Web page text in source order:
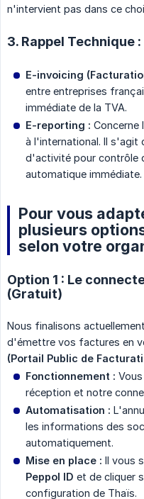
n'intervient pas dans ce
3. Rappel Technique
E-invoicing
entre entreprises
immédiate de la TVA.
E-reporting : Concerne
à l'international. Il s'agit
d'activité pour contrôle
automatique immédiate.
Pour vous
plusieurs
selon votre
Option 1 : Le
(Gratuit)
Nous finalisons
d'émettre vos factures en
(Portail Public de
Fonctionnement :
réception et notre
Automatisation :
les informations des
automatiquement.
Mise en place : Il vous
Peppol ID et de cliquer
configuration de Thaïs.